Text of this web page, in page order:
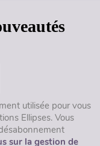
utilisée pour vous
Ellipses. Vous
sur la gestion de